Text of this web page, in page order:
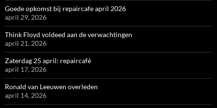
Goede opkomst bij repaircafe april 2026
april 29, 2026
Think Floyd voldeed aan de verwachtingen
april 21, 2026
Zaterdag 25 april: repaircafé
april 17, 2026
Ronald van Leeuwen overleden
april 14, 2026